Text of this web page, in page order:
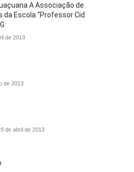
A Associação de
da Escola “Professor Cid
de 2013
de 2013
de abril de 2013